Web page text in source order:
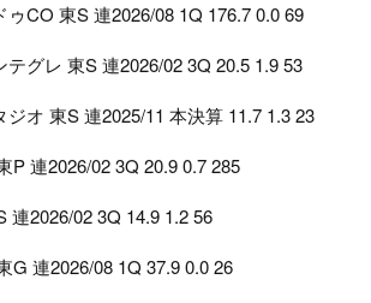
ゥCO 東S 連2026/08 1Q 176.7 0.0 69
グレ 東S 連2026/02 3Q 20.5 1.9 53
ジオ 東S 連2025/11 本決算 11.7 1.3 23
P 連2026/02 3Q 20.9 0.7 285
連2026/02 3Q 14.9 1.2 56
G 連2026/08 1Q 37.9 0.0 26